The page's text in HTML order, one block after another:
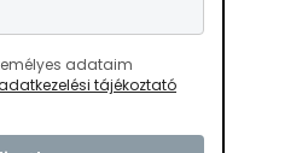
adataim
tájékoztató